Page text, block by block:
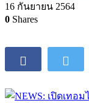
16 กันยายน 2564
0 Shares